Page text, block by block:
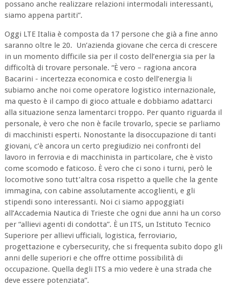
possano anche realizzare relazioni intermodali interessanti,
siamo appena partiti”.
Oggi LTE Italia è composta da 17 persone che già a fine anno
saranno oltre le 20. Un’azienda giovane che cerca di crescere
in un momento difficile sia per il costo dell’energia sia per la
difficoltà di trovare personale. “È vero – ragiona ancora
Bacarini - incertezza economica e costo dell’energia li
subiamo anche noi come operatore logistico internazionale,
ma questo è il campo di gioco attuale e dobbiamo adattarci
alla situazione senza lamentarci troppo. Per quanto riguarda il
personale, è vero che non è facile trovarlo, specie se parliamo
di macchinisti esperti. Nonostante la disoccupazione di tanti
giovani, c’è ancora un certo pregiudizio nei confronti del
lavoro in ferrovia e di macchinista in particolare, che è visto
come scomodo e faticoso. È vero che ci sono i turni, però le
locomotive sono tutt’altra cosa rispetto a quelle che la gente
immagina, con cabine assolutamente accoglienti, e gli
stipendi sono interessanti. Noi ci siamo appoggiati
all’Accademia Nautica di Trieste che ogni due anni ha un corso
per “allievi agenti di condotta”. È un ITS, un Istituto Tecnico
Superiore per allievi ufficiali, logistica, ferroviario,
progettazione e cybersecurity, che si frequenta subito dopo gli
anni delle superiori e che offre ottime possibilità di
occupazione. Quella degli ITS a mio vedere è una strada che
deve essere potenziata”.